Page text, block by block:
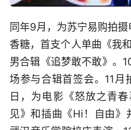
同年9月，为苏宁易购拍
香糖，首支个人单曲《我
男合辑《追梦敢不敢》。
场参与合辑首签会。11月
日，为电影《怒放之青
见》和插曲《Hi！自由》